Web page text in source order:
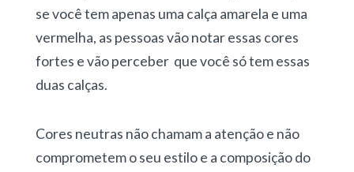
se você tem apenas uma calça amarela e uma
vermelha, as pessoas vão notar essas cores
fortes e vão perceber que você só tem essas
duas calças.
Cores neutras não chamam a atenção e não
comprometem o seu estilo e a composição do